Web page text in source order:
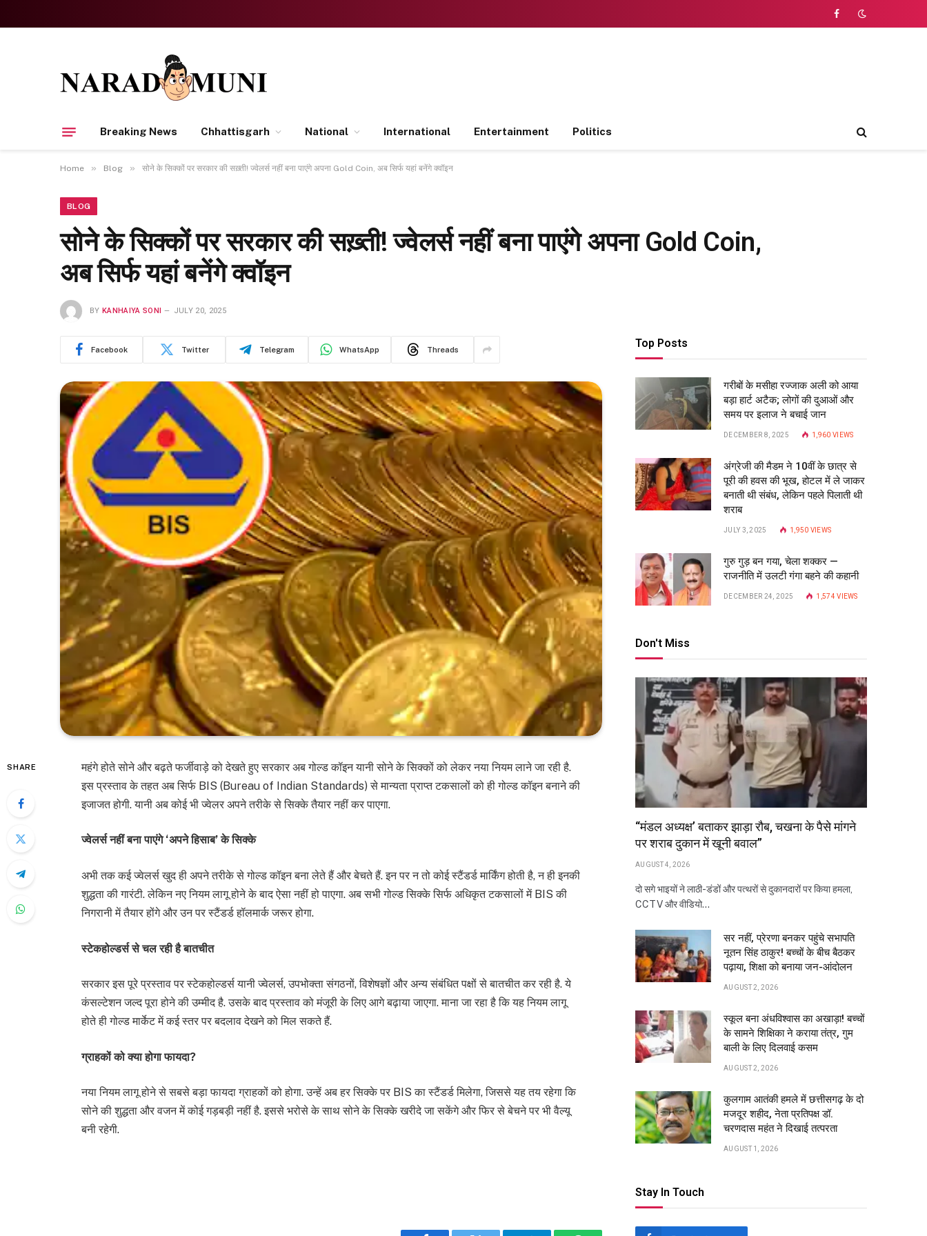
Facebook
Breaking News Chhattisgarh National International Entertainment Politics
Home » Blog » सोने के सिक्कों पर सरकार की सख़्ती! ज्वेलर्स नहीं बना पाएंगे अपना Gold Coin, अब सिर्फ यहां बनेंगे क्वॉइन
BLOG
सोने के सिक्कों पर सरकार की सख़्ती! ज्वेलर्स नहीं बना पाएंगे अपना Gold Coin,
अब सिर्फ यहां बनेंगे क्वॉइन
BY KANHAIYA SONI JULY 20, 2025
Facebook Twitter Telegram WhatsApp Threads
SHARE
महंगे होते सोने और बढ़ते फर्जीवाड़े को देखते हुए सरकार अब गोल्ड कॉइन यानी सोने के सिक्कों को लेकर नया नियम लाने जा रही है.
इस प्रस्ताव के तहत अब सिर्फ BIS (Bureau of Indian Standards) से मान्यता प्राप्त टकसालों को ही गोल्ड कॉइन बनाने की
इजाजत होगी. यानी अब कोई भी ज्वेलर अपने तरीके से सिक्के तैयार नहीं कर पाएगा.
ज्वेलर्स नहीं बना पाएंगे ‘अपने हिसाब’ के सिक्के
अभी तक कई ज्वेलर्स खुद ही अपने तरीके से गोल्ड कॉइन बना लेते हैं और बेचते हैं. इन पर न तो कोई स्टैंडर्ड मार्किंग होती है, न ही इनकी
शुद्धता की गारंटी. लेकिन नए नियम लागू होने के बाद ऐसा नहीं हो पाएगा. अब सभी गोल्ड सिक्के सिर्फ अधिकृत टकसालों में BIS की
निगरानी में तैयार होंगे और उन पर स्टैंडर्ड हॉलमार्क जरूर होगा.
स्टेकहोल्डर्स से चल रही है बातचीत
सरकार इस पूरे प्रस्ताव पर स्टेकहोल्डर्स यानी ज्वेलर्स, उपभोक्ता संगठनों, विशेषज्ञों और अन्य संबंधित पक्षों से बातचीत कर रही है. ये
कंसल्टेशन जल्द पूरा होने की उम्मीद है. उसके बाद प्रस्ताव को मंजूरी के लिए आगे बढ़ाया जाएगा. माना जा रहा है कि यह नियम लागू
होते ही गोल्ड मार्केट में कई स्तर पर बदलाव देखने को मिल सकते हैं.
ग्राहकों को क्या होगा फायदा?
नया नियम लागू होने से सबसे बड़ा फायदा ग्राहकों को होगा. उन्हें अब हर सिक्के पर BIS का स्टैंडर्ड मिलेगा, जिससे यह तय रहेगा कि
सोने की शुद्धता और वजन में कोई गड़बड़ी नहीं है. इससे भरोसे के साथ सोने के सिक्के खरीदे जा सकेंगे और फिर से बेचने पर भी वैल्यू
बनी रहेगी.
Top Posts
गरीबों के मसीहा रज्‍जाक अली को आया
बड़ा हार्ट अटैक; लोगों की दुआओं और
समय पर इलाज ने बचाई जान
DECEMBER 8, 2025 1,960 VIEWS
अंग्रेजी की मैडम ने 10वीं के छात्र से
पूरी की हवस की भूख, होटल में ले जाकर
बनाती थी संबंध, लेकिन पहले पिलाती थी
शराब
JULY 3, 2025 1,950 VIEWS
गुरु गुड़ बन गया, चेला शक्कर —
राजनीति में उलटी गंगा बहने की कहानी
DECEMBER 24, 2025 1,574VIEWS
Don't Miss
“मंडल अध्यक्ष’ बताकर झाड़ा रौब, चखना के पैसे मांगने
पर शराब दुकान में खूनी बवाल”
AUGUST 4, 2026
दो सगे भाइयों ने लाठी-डंडों और पत्थरों से दुकानदारों पर किया हमला,
CCTV और वीडियो…
सर नहीं, प्रेरणा बनकर पहुंचे सभापति
नूतन सिंह ठाकुर! बच्चों के बीच बैठकर
पढ़ाया, शिक्षा को बनाया जन-आंदोलन
AUGUST 2, 2026
स्कूल बना अंधविश्वास का अखाड़ा! बच्चों
के सामने शिक्षिका ने कराया तंत्र, गुम
बाली के लिए दिलवाई कसम
AUGUST 2, 2026
कुलगाम आतंकी हमले में छत्तीसगढ़ के दो
मजदूर शहीद, नेता प्रतिपक्ष डॉ.
चरणदास महंत ने दिखाई तत्परता
AUGUST 1, 2026
Stay In Touch